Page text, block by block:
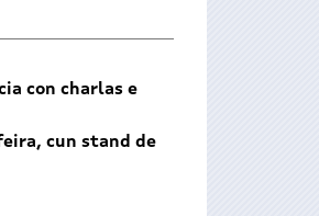
con charlas e
cun stand de